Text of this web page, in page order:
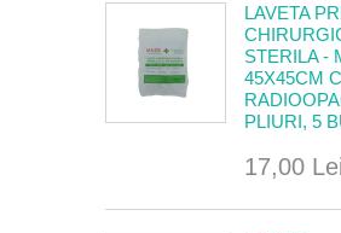
LAVETA
STERILA -
45X45CM
PLIURI, 5
17,00 Lei